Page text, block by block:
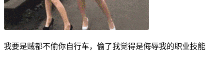
我要是贼都不偷你自行车，偷了我觉得是侮辱我的职业技能